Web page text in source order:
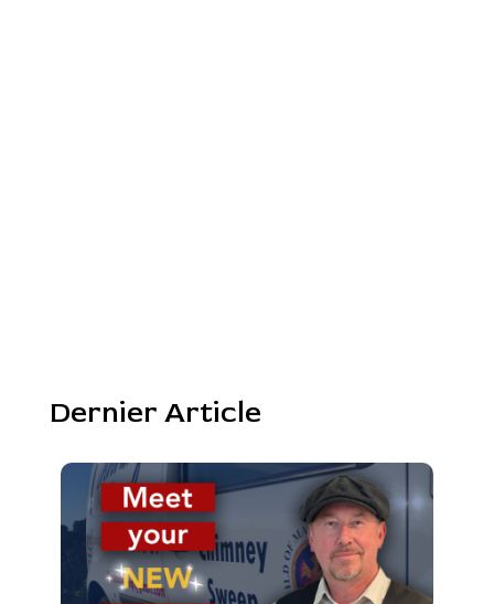
Dernier Article